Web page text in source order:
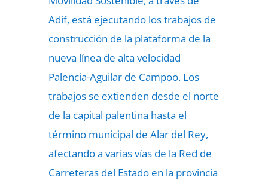
Adif, está ejecutando los trabajos de
construcción de la plataforma de la
nueva línea de alta velocidad
Palencia-Aguilar de Campoo. Los
trabajos se extienden desde el norte
de la capital palentina hasta el
término municipal de Alar del Rey,
afectando a varias vías de la Red de
Carreteras del Estado en la provincia